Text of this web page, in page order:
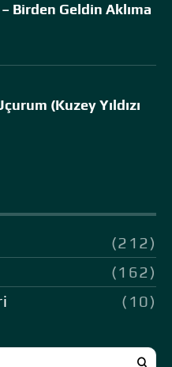
Birden Geldin Aklıma
(Kuzey Yıldızı
(212)
(162)
(10)